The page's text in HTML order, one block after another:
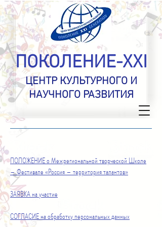
ПОКОЛЕНИЕ-XXI
ЦЕНТР КУЛЬТУРНОГО И
НАУЧНОГО РАЗВИТИЯ
ПОЛОЖЕНИЕ оМежрегиональной творческой Школе
– Фестивале «Россия – территория талантов»
ЗАЯВКА на участие
СОГЛАСИЕ на обработку персональных данных